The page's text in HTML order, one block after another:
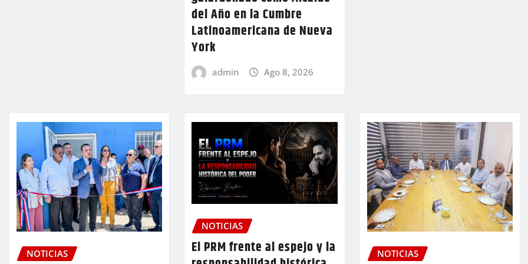
del Año en la Cumbre
Latinoamericana de Nueva
York
admin Ago 8, 2026
NOTICIAS
NOTICIAS
El PRM frente al espejo y la
NOTICIAS